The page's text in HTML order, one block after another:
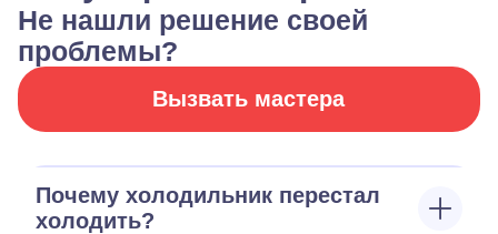
Не нашли решение своей
проблемы?
Вызвать мастера
Почему холодильник перестал
холодить?